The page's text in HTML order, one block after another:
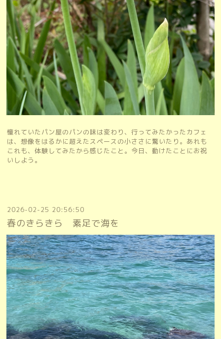
憧れていたパン屋のパンの味は変わり、行ってみたかったカフェ
は、想像をはるかに超えたスペースの小ささに驚いたり。あれも
これも、体験してみたから感じたこと。今日、動けたことにお祝
いしよう。
2026-02-25 20:56:50
春のきらきら 素足で海を